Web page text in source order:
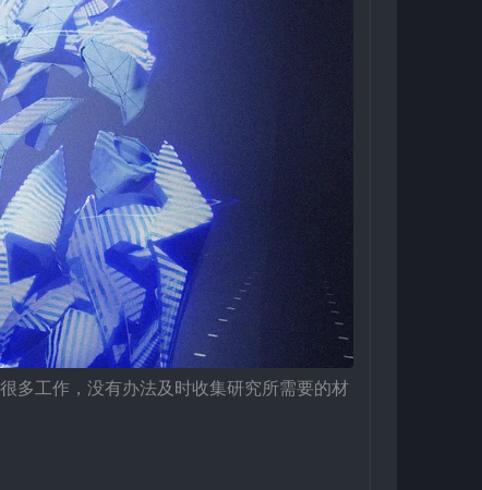
多工作，没有办法及时收集研究所需要的材